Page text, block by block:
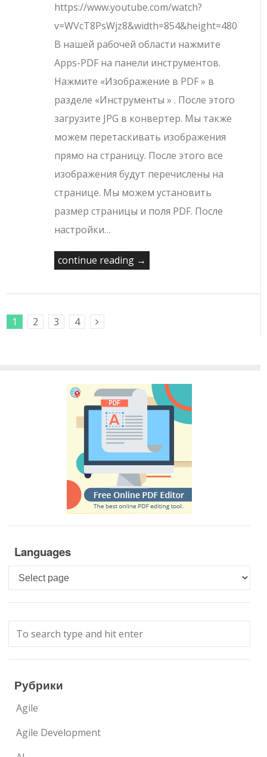
https://www.youtube.com/watch?
v=WVcT8PsWjz8&width=854&height=480
В нашей рабочей области нажмите
Apps-PDF на панели инструментов.
Нажмите «Изображение в PDF » в
разделе «Инструменты » . После этого
загрузите JPG в конвертер. Мы также
можем перетаскивать изображения
прямо на страницу. После этого все
изображения будут перечислены на
странице. Мы можем установить
размер страницы и поля PDF. После
настройки…
continue reading →
1 2 3
4
Languages
Languages
Рубрики
Agile
Agile Development